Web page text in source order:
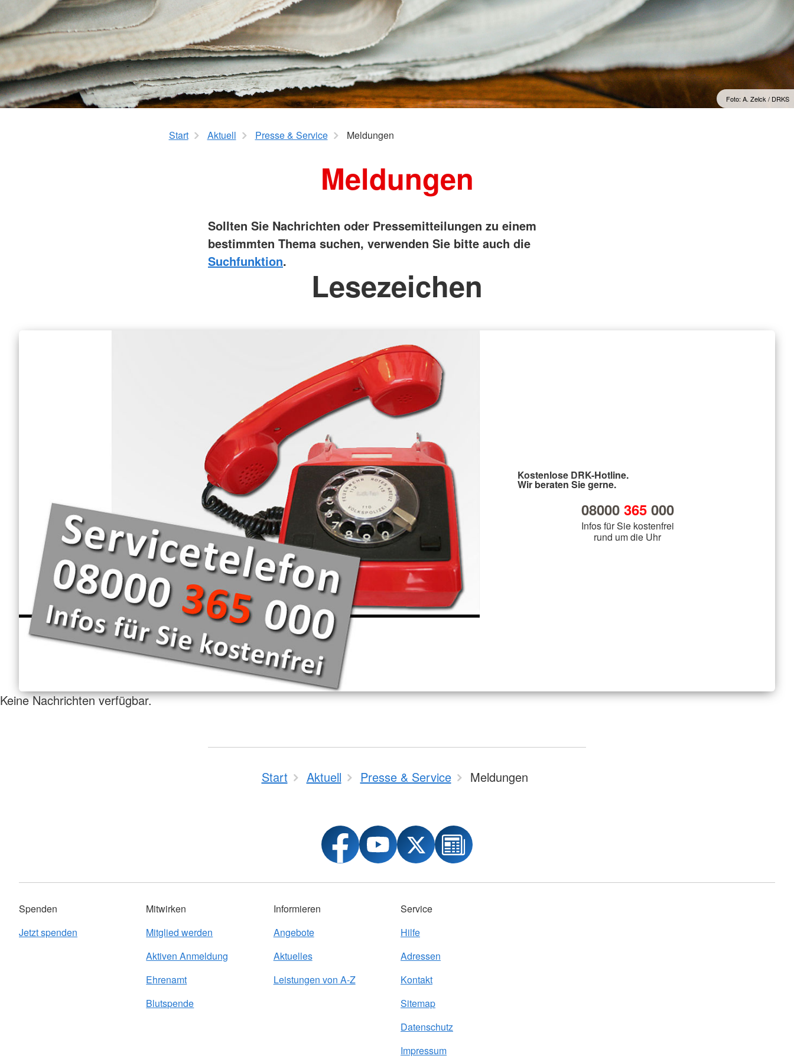
Foto: A. Zelck / DRKS
Start Aktuell Presse & Service Meldungen
Meldungen
Sollten Sie Nachrichten oder Pressemitteilungen zu einem
bestimmten Thema suchen, verwenden Sie bitte auch die
Suchfunktion.
Lesezeichen
Kostenlose DRK-Hotline.
Wir beraten Sie gerne.
08000 365000
Infos für Sie kostenfrei
rund um die Uhr
Keine Nachrichten verfügbar.
Start Aktuell Presse & Service Meldungen
Spenden
Jetzt spenden
Mitwirken
Mitglied werden
Aktiven Anmeldung
Ehrenamt
Blutspende
Informieren
Angebote
Aktuelles
Leistungen von A-Z
Service
Hilfe
Adressen
Kontakt
Sitemap
Datenschutz
Impressum